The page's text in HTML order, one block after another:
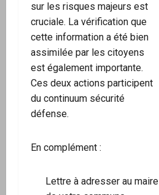
sur les risques majeurs est
cruciale. La vérification que
cette information a été bien
assimilée par les citoyens
est également importante.
Ces deux actions participent
du continuum sécurité
défense.
En complément :
Lettre à adresser au maire